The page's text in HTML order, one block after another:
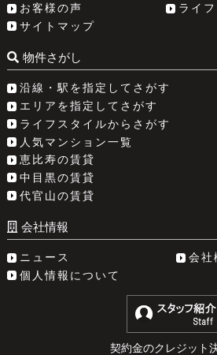
お客様の声
ライ
サイトマップ
物件さがし
沿線・駅を指定してさがす
エリアを指定してさがす
ライフスタイルからさがす
人気マンション一覧
恵比寿の賃貸
中目黒の賃貸
代官山の賃貸
会社情報
ニュース
会社
個人情報について
契約金のクレジット